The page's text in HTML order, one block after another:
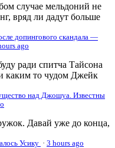
случае мельдоний не
вряд ли дадут больше
допингового скандала —
ago
ради спитча Тайсона
каким то чудом Джейк
над Джошуа. Известны
Давай уже до конца,
Усику · 3 hours ago